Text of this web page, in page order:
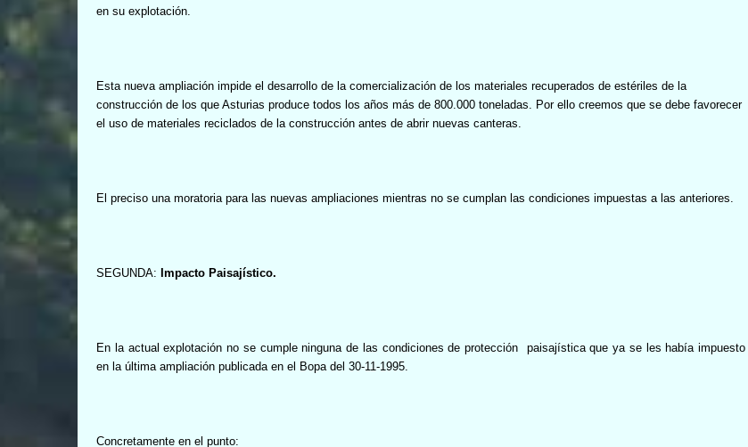
en su explotación.
Esta nueva ampliación impide el desarrollo de la comercialización de los materiales recuperados de estériles de la
construcción de los que Asturias produce todos los años más de 800.000 toneladas. Por ello creemos que se debe favorecer
el uso de materiales reciclados de la construcción antes de abrir nuevas canteras.
El preciso una moratoria para las nuevas ampliaciones mientras no se cumplan las condiciones impuestas a las anteriores.
SEGUNDA: Impacto Paisajístico.
En la actual explotación no se cumple ninguna de las condiciones de protección
paisajística que ya se les había impuesto
en la última ampliación publicada en el Bopa del 30-11-1995.
Concretamente en el punto: